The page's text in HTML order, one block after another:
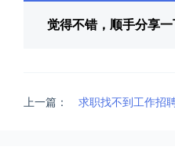
觉得不错，顺手分享一
上一篇： 求职找不到工作招